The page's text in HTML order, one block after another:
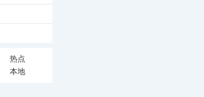
热点
本地